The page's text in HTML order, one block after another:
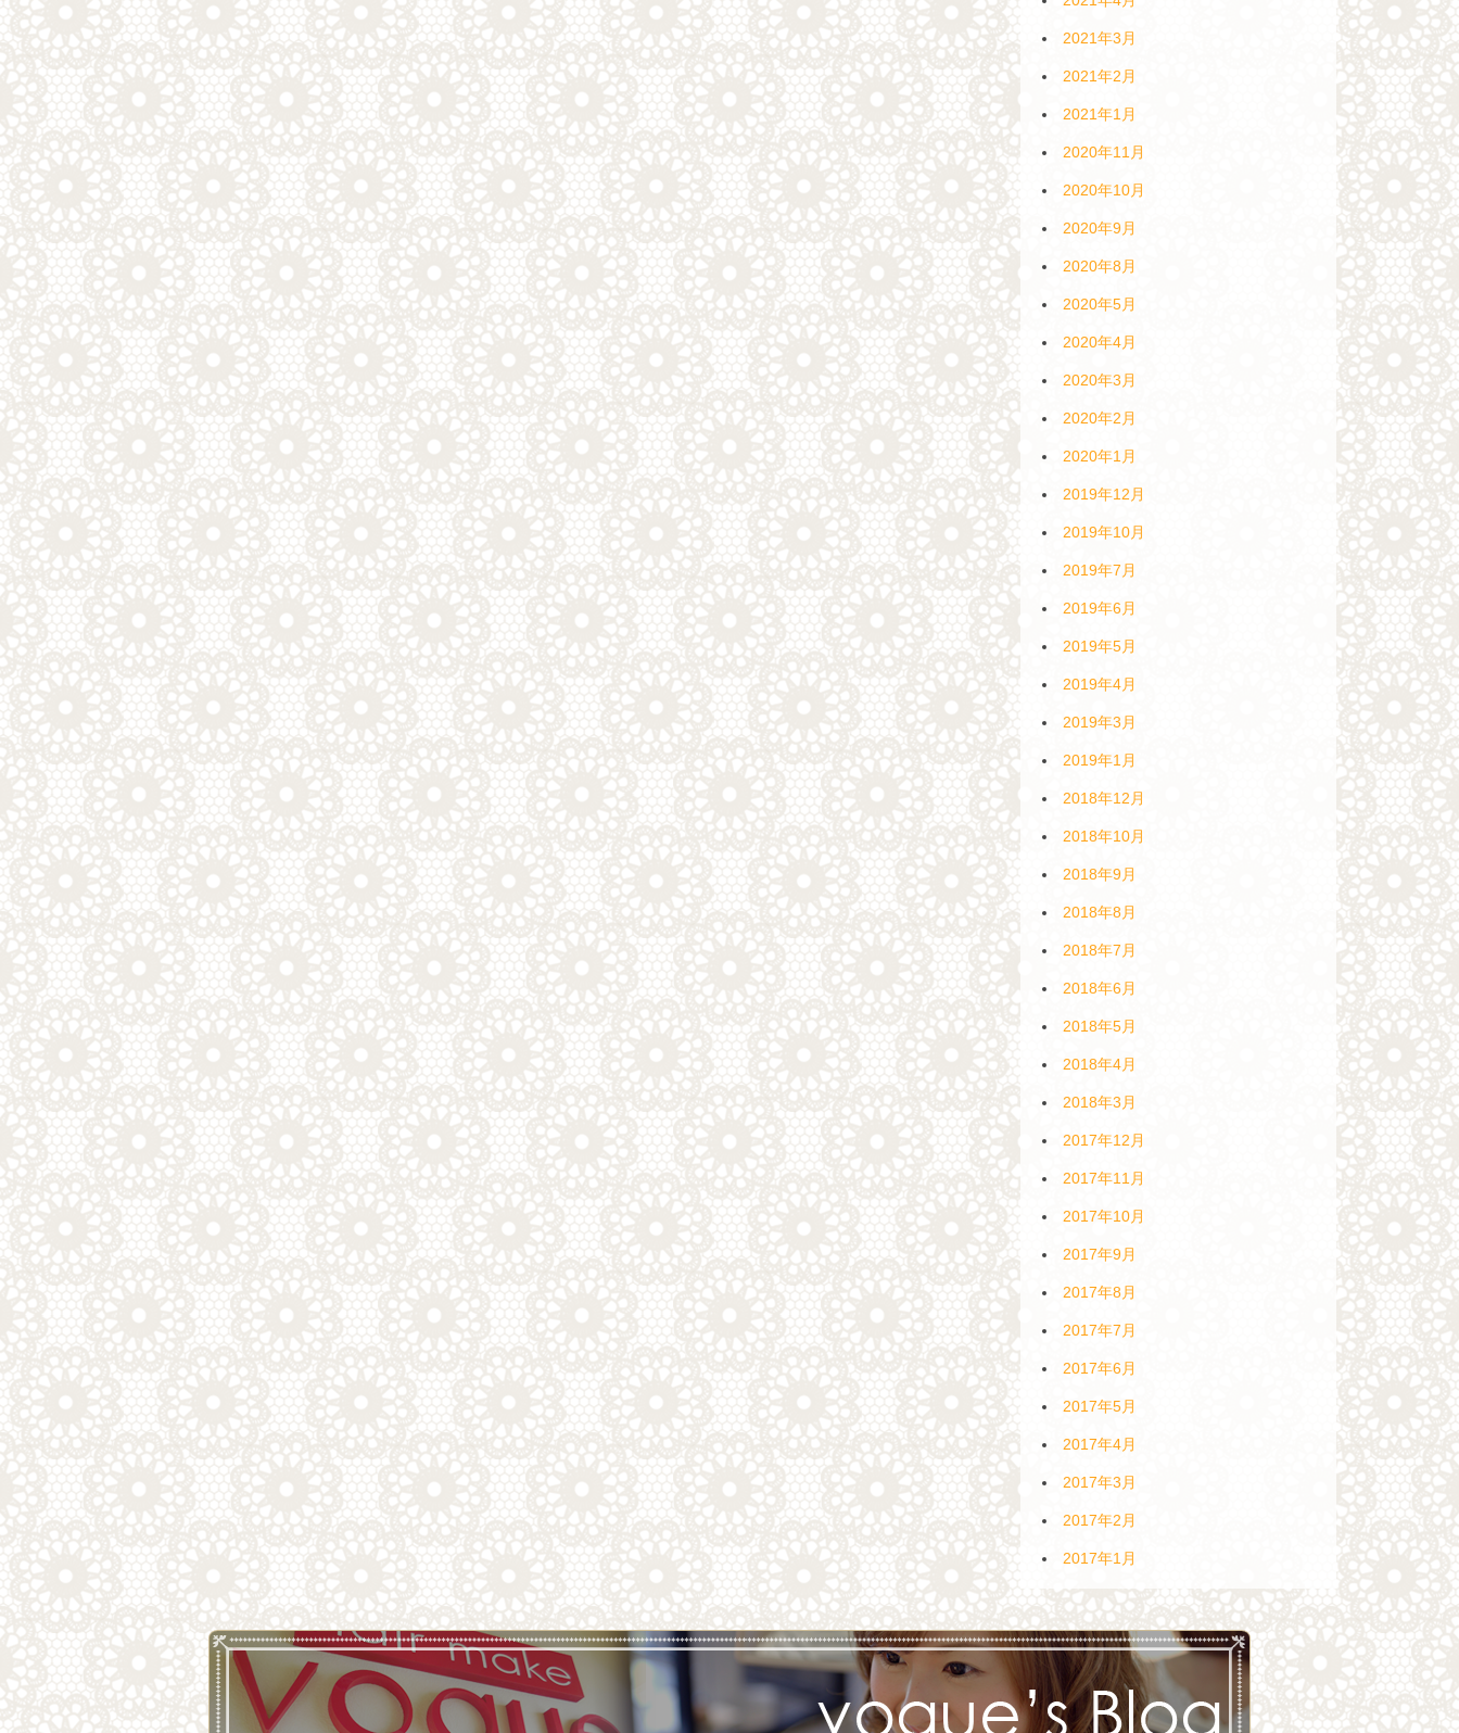
2021年3月
2021年2月
2021年1月
2020年11月
2020年10月
2020年9月
2020年8月
2020年5月
2020年4月
2020年3月
2020年2月
2020年1月
2019年12月
2019年10月
2019年7月
2019年6月
2019年5月
2019年4月
2019年3月
2019年1月
2018年12月
2018年10月
2018年9月
2018年8月
2018年7月
2018年6月
2018年5月
2018年4月
2018年3月
2017年12月
2017年11月
2017年10月
2017年9月
2017年8月
2017年7月
2017年6月
2017年5月
2017年4月
2017年3月
2017年2月
2017年1月